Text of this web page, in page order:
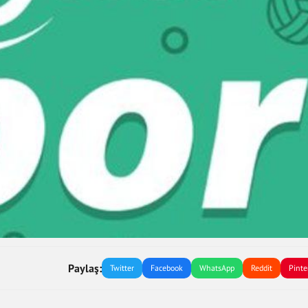
Paylaş: Twitter Facebook WhatsApp Reddit